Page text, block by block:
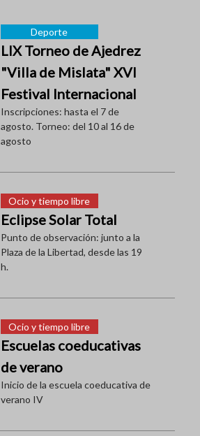
Deporte
LIX Torneo de Ajedrez
"Villa de Mislata" XVI
Festival Internacional
Inscripciones: hasta el 7 de
agosto. Torneo: del 10 al 16 de
agosto
Ocio y tiempo libre
Eclipse Solar Total
Punto de observación: junto a la
Plaza de la Libertad, desde las 19
h.
Ocio y tiempo libre
Escuelas coeducativas
de verano
Inicio de la escuela coeducativa de
verano IV